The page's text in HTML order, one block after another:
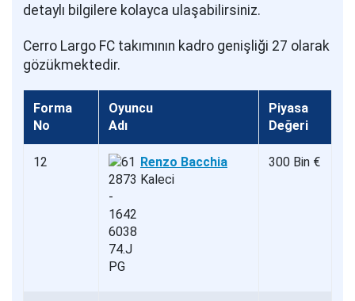
detaylı bilgilere kolayca ulaşabilirsiniz.
Cerro Largo FC takımının kadro genişliği 27 olarak
gözükmektedir.
Forma
No
Oyuncu
Adı
Piyasa
Değeri
12
Renzo Bacchia
Kaleci
300 Bin €